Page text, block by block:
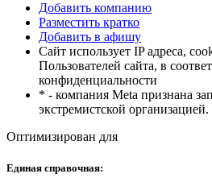
Добавить компанию
Разместить кратко
Добавить в афишу
Сайт использует IP адреса,
Пользователей сайта, в
конфиденциальности
* - компания Meta признана
экстремистской организацией.
Оптимизирован для
Единая справочная: